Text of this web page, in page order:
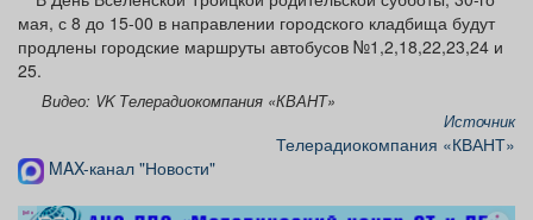
мая, с 8 до 15-00 в направлении городского кладбища будут
продлены городские маршруты автобусов №1,2,18,22,23,24 и
25.
Видео: VK Телерадиокомпания «КВАНТ»
Источник
Телерадиокомпания «КВАНТ»
MAX-канал "Новости"